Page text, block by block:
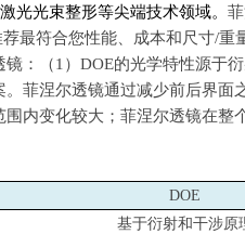
光光束整形等尖端技术领域。
最符合您性能、成本和尺寸/重
镜：（1 ） DOE的光学特性源于
菲涅尔透镜通过减少前后界面
内变化较大；菲涅尔透镜在整
DOE
基于衍射和干涉原